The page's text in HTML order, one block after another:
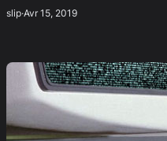
slip·Avr 15, 2019